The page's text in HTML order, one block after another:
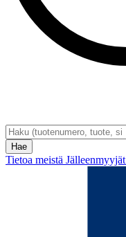
Tietoa meistä Jälleenmyyjät